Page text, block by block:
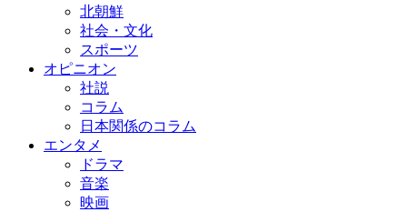
北朝鮮
社会・文化
スポーツ
オピニオン
社説
コラム
日本関係のコラム
エンタメ
ドラマ
音楽
映画